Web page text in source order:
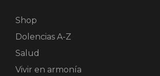
Shop
Dolencias A-Z
Salud
Vivir en armonía